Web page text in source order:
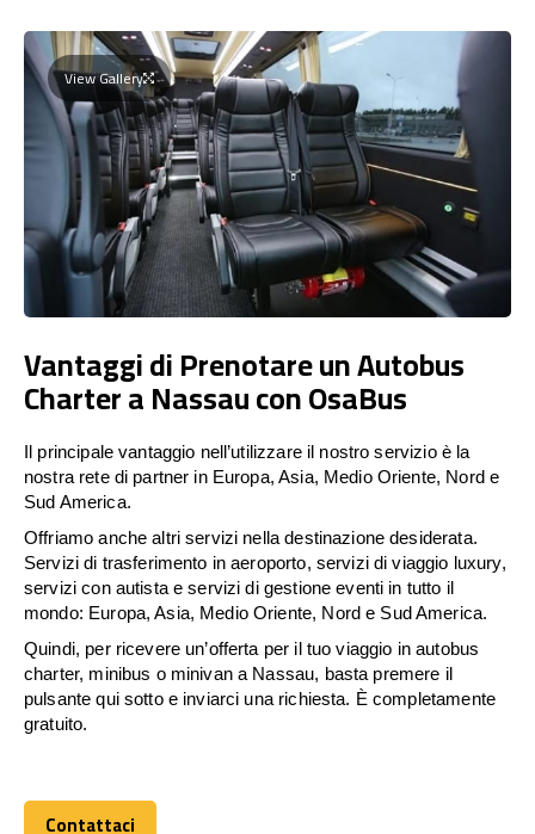
View Gallery
Vantaggi di Prenotare un Autobus
Charter a Nassau con OsaBus
Il principale vantaggio nell’utilizzare il nostro servizio è la
nostra rete di partner in Europa, Asia, Medio Oriente, Nord e
Sud America.
Offriamo anche altri servizi nella destinazione desiderata.
Servizi di trasferimento in aeroporto, servizi di viaggio luxury,
servizi con autista e servizi di gestione eventi in tutto il
mondo: Europa, Asia, Medio Oriente, Nord e Sud America.
Quindi, per ricevere un’offerta per il tuo viaggio in autobus
charter, minibus o minivan a Nassau, basta premere il
pulsante qui sotto e inviarci una richiesta. È completamente
gratuito.
Contattaci